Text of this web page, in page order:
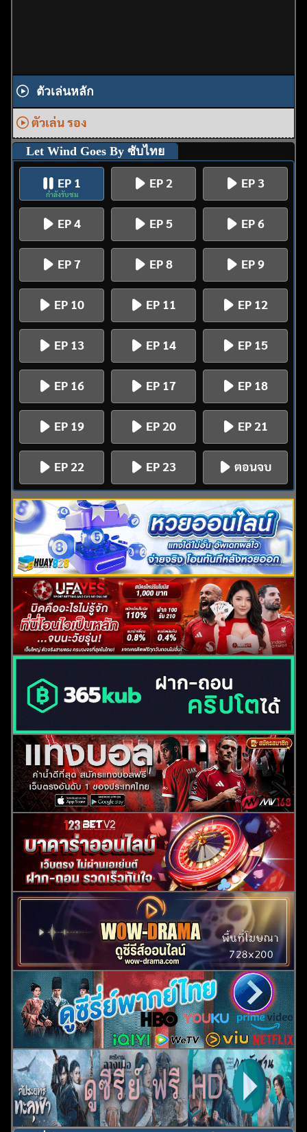
ค้นหา
สำหรับ:
ตัวเล่นหลัก
ตัวเล่น รอง
Let Wind Goes By ซับไทย
EP 1
กำลังรับชม
EP 2 EP 3
EP 4 EP 5 EP 6
EP 7 EP 8 EP 9
EP 10 EP 11 EP 12
EP 13 EP 14 EP 15
EP 16 EP 17 EP 18
EP 19 EP 20 EP 21
EP 22 EP 23 ตอนจบ